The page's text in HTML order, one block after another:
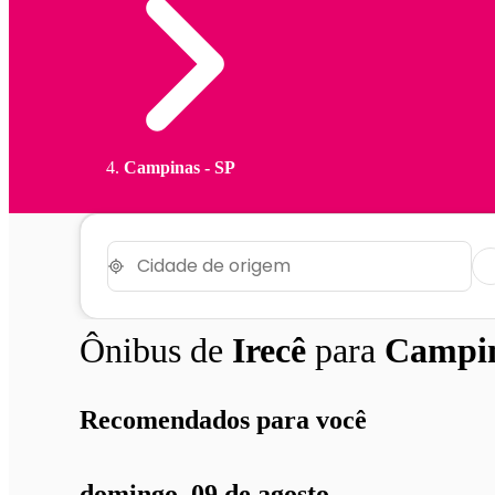
Campinas - SP
Ônibus de Irecê para
Recomendados para você